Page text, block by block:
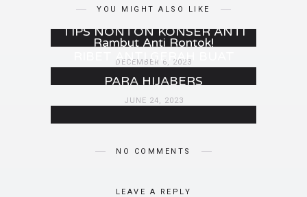
YOU MIGHT ALSO LIKE
di 2024 dengan Tips Ini!
Rambut Anti Rontok!
DECEMBER 6, 2023
TIPS NONTON KONSER ANTI
RIBET ANTI GERAH BUAT
PARA HIJABERS
JUNE 24, 2023
NO COMMENTS
LEAVE A REPLY